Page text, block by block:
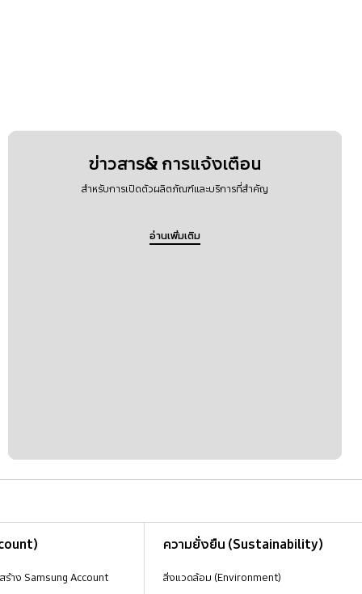
ข่าวสาร& การแจ้งเตือน
สำหรับการเปิดตัวผลิตภัณฑ์และบริการที่สำคัญ
อ่านเพิ่มเติม
ร้าง Samsung Account
ความยั่งยืน (Sustainability)
สิ่งแวดล้อม (Environment)